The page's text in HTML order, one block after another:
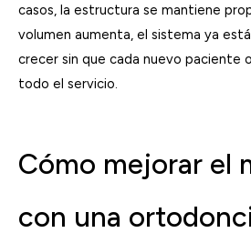
casos, la estructura se mantiene
volumen aumenta, el sistema ya
crecer sin que cada nuevo paciente
todo el servicio.
Cómo mejorar el
con una